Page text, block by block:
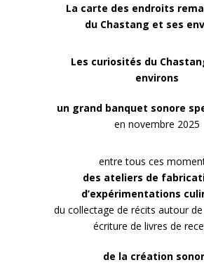
La carte des endroits
du Chastang et ses
Les curiosités du
environs
un grand banquet sonore
en novembre 2025
entre tous ces
des ateliers de
d’expérimentations
du collectage de récits autour
écriture de livres de
de la création